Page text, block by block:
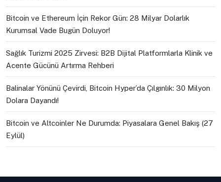
Bitcoin ve Ethereum İçin Rekor Gün: 28 Milyar Dolarlık
Kurumsal Vade Bugün Doluyor!
Sağlık Turizmi 2025 Zirvesi: B2B Dijital Platformlarla Klinik ve
Acente Gücünü Artırma Rehberi
Balinalar Yönünü Çevirdi, Bitcoin Hyper’da Çılgınlık: 30 Milyon
Dolara Dayandı!
Bitcoin ve Altcoinler Ne Durumda: Piyasalara Genel Bakış (27
Eylül)